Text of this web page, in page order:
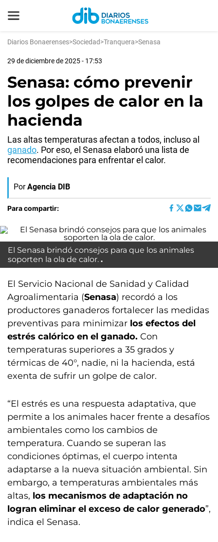
Diarios Bonaerenses>Sociedad>Tranquera>Senasa
29 de diciembre de 2025 - 17:53
Senasa: cómo prevenir
los golpes de calor en la
hacienda
Las altas temperaturas afectan a todos, incluso al
ganado. Por eso, el Senasa elaboró una lista de
recomendaciones para enfrentar el calor.
Por Agencia DIB
Para compartir:
El Senasa brindó consejos para que los animales
soporten la ola de calor.
El Servicio Nacional de Sanidad y Calidad
Agroalimentaria (Senasa) recordó a los
productores ganaderos fortalecer las medidas
preventivas para minimizar los efectos del
estrés calórico en el ganado. Con
temperaturas superiores a 35 grados y
térmicas de 40°, nadie, ni la hacienda, está
exenta de sufrir un golpe de calor.
“El estrés es una respuesta adaptativa, que
permite a los animales hacer frente a desafíos
ambientales como los cambios de
temperatura. Cuando se superan las
condiciones óptimas, el cuerpo intenta
adaptarse a la nueva situación ambiental. Sin
embargo, a temperaturas ambientales más
altas, los mecanismos de adaptación no
logran eliminar el exceso de calor generado”,
indica el Senasa.